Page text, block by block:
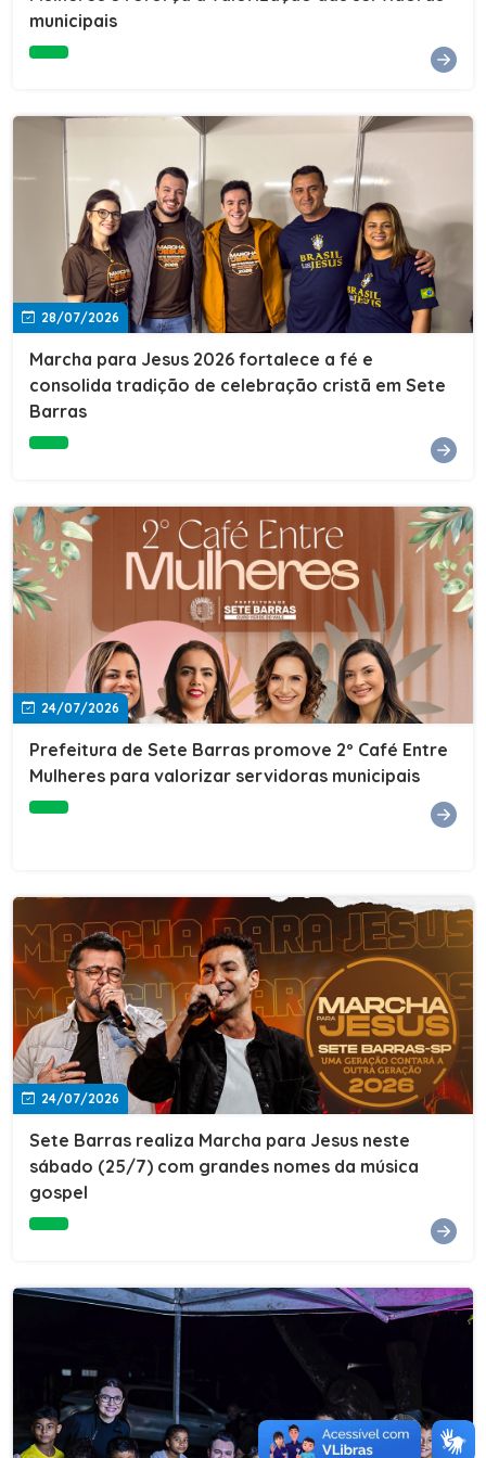
Cultura, Esporte e Lazer, Paulo Thomas, prestigiou os
compromisso da nossa gestão com a inclusão,
oferecendo a jovens e adultos a oportunidade de
concluir seus estudos e construir um futuro melhor.
Cada certificado entregue simboliza esforço,
determinação e a certeza de que investir em educação
é investir no desenvolvimento de Sete Barras."A
Prefeitura de Sete Barras também agradeceu ao SESI,
parceiro fundamental na retomada e ampliação da
Educação de Jovens e Adultos, aos professores, à
equipe da Secretaria Municipal de Educação e a todos
os profissionais que contribuíram para que esse
importante projeto voltasse a transformar a vida de
municipais
28/07/2026
Marcha para Jesus 2026 fortalece a fé e
consolida tradição de celebração cristã em Sete
Barras
24/07/2026
Prefeitura de Sete Barras promove 2º Café Entre
Mulheres para valorizar servidoras municipais
24/07/2026
Sete Barras realiza Marcha para Jesus neste
sábado (25/7) com grandes nomes da música
gospel